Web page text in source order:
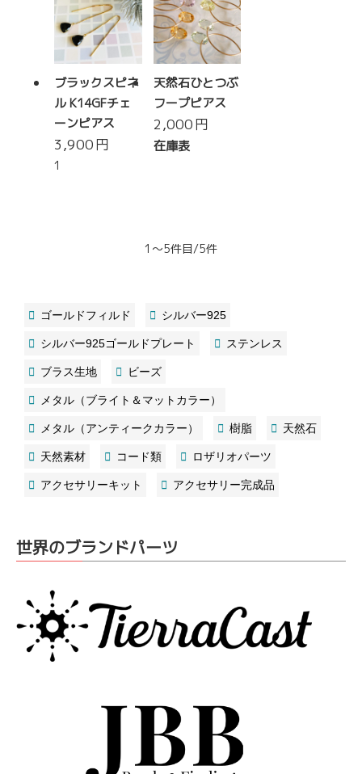
ブラックスピネ
ル K14GFチェ
ーンピアス
3,900円
1
天然石ひとつぶ
フープピアス
2,000円
在庫表
1～5件目/5件
ゴールドフィルド シルバー925
シルバー925ゴールドプレート ステンレス
ブラス生地 ビーズ
メタル（ブライト＆マットカラー）
メタル（アンティークカラー） 樹脂 天然石
天然素材 コード類 ロザリオパーツ
アクセサリーキット アクセサリー完成品
世界のブランドパーツ